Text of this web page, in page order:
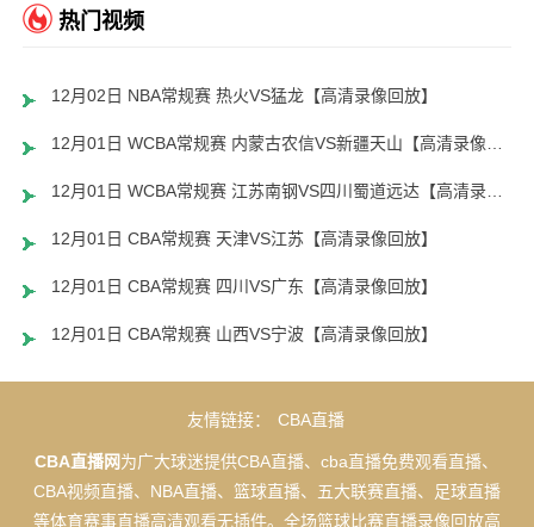
热门视频
12月02日 NBA常规赛 热火VS猛龙【高清录像回放】
12月01日 WCBA常规赛 内蒙古农信VS新疆天山【高清录像回放】
12月01日 WCBA常规赛 江苏南钢VS四川蜀道远达【高清录像回放】
12月01日 CBA常规赛 天津VS江苏【高清录像回放】
12月01日 CBA常规赛 四川VS广东【高清录像回放】
12月01日 CBA常规赛 山西VS宁波【高清录像回放】
友情链接： CBA直播
CBA直播网为广大球迷提供CBA直播、cba直播免费观看直播、
CBA视频直播、NBA直播、篮球直播、五大联赛直播、足球直播
等体育赛事直播高清观看无插件。全场篮球比赛直播录像回放高